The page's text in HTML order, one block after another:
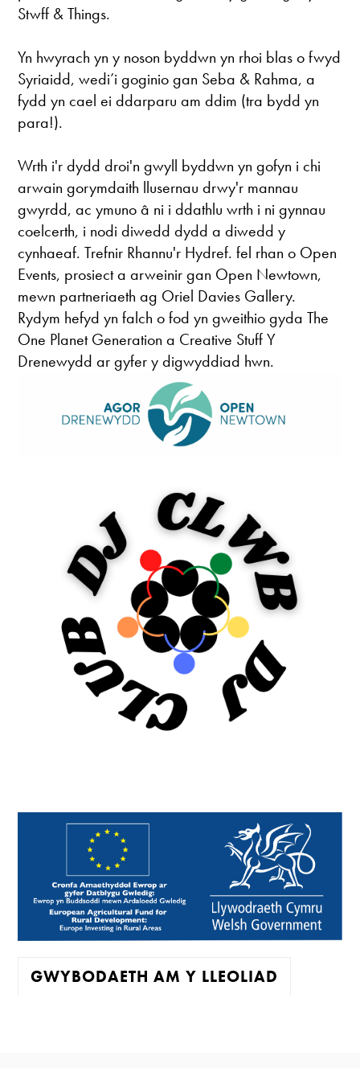
Stwff & Things.
Yn hwyrach yn y noson byddwn yn rhoi blas o fwyd
Syriaidd, wedi’i goginio gan Seba & Rahma, a
fydd yn cael ei ddarparu am ddim (tra bydd yn
para!).
Wrth i'r dydd droi'n gwyll byddwn yn gofyn i chi
arwain gorymdaith llusernau drwy'r mannau
gwyrdd, ac ymuno â ni i ddathlu wrth i ni gynnau
coelcerth, i nodi diwedd dydd a diwedd y
cynhaeaf. Trefnir Rhannu'r Hydref. fel rhan o Open
Events, prosiect a arweinir gan Open Newtown,
mewn partneriaeth ag Oriel Davies Gallery.
Rydym hefyd yn falch o fod yn gweithio gyda The
One Planet Generation a Creative Stuff Y
Drenewydd ar gyfer y digwyddiad hwn.
GWYBODAETH AM Y LLEOLIAD